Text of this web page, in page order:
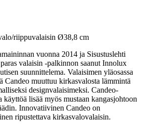
riippuvalaisin Ø38,8 cm
vuonna 2014 ja Sisustuslehti
valaisin -palkinnon saanut Innolux
suunnittelema. Valaisimen yläosassa
muuttuu kirkasvalosta lämmintä
designvalaisimeksi. Candeo-
lisää myös mustaan kangasjohtoon
Innovatiivinen Candeo on
ripustettava kirkasvalovalaisin.